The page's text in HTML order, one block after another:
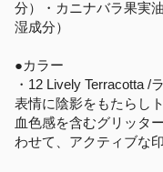
分）・カニナバラ果実
湿成分）
●カラー
・12 Lively Terracotta /
表情に陰影をもたらし
血色感を含むグリッタ
わせて、アクティブな